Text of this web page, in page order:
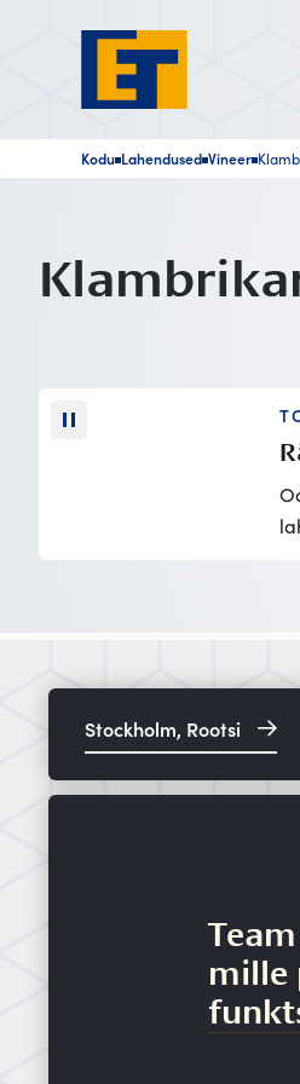
Kodu■Lahendused■Vineer■
Stockholm, Rootsi
mille